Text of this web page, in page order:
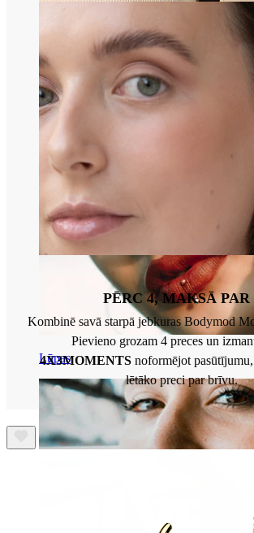
Krūtsgals
Lūpas
PĒRC 4, MAKSĀ PAR
Kombinē savā starpā jebkuras Bodymod
Pievieno grozam 4 preces un
4X3MOMENTS noformējot pasūtījumu,
lētāko preci par brīvu.